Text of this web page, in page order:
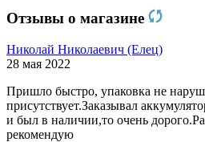
Отзывы о магазине
Николай Николаевич (Елец)
28 мая 2022
Пришло быстро, упаковка не
присутствует.Заказывал
и был в наличии,то очень
рекомендую